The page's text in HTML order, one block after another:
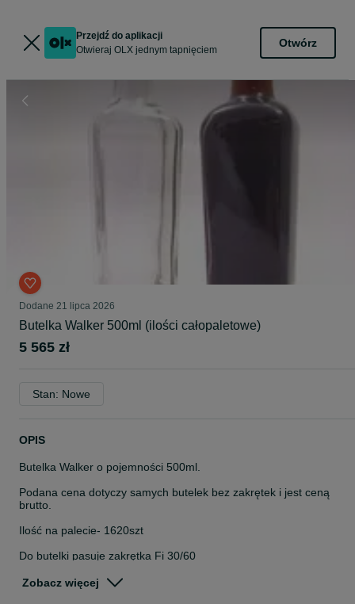
Przejdź do aplikacji
Otwieraj OLX jednym tapnięciem
Otwórz
Dodane 21 lipca 2026
Butelka Walker 500ml (ilości całopaletowe)
5 565 zł
Stan: Nowe
OPIS
Butelka Walker o pojemności 500ml.
Podana cena dotyczy samych butelek bez zakrętek i jest ceną
brutto.
Ilość na palecie- 1620szt
Do butelki pasuje zakrętka Fi 30/60
-czarna
Zobacz więcej